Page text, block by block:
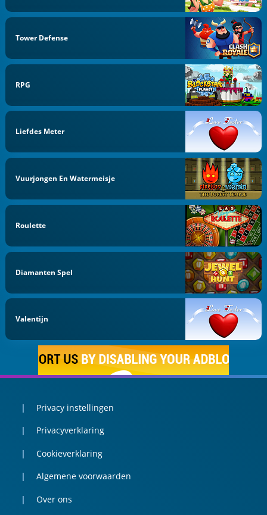
Tower Defense
RPG
Liefdes Meter
Vuurjongen En Watermeisje
Roulette
Diamanten Spel
Valentijn
Privacy instellingen
Privacyverklaring
Cookieverklaring
Algemene voorwaarden
Over ons